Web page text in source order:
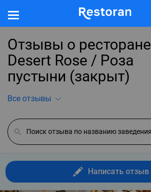
Отзывы о ресторане
Desert Rose / Роза
пустыни (закрыт)
Все отзывы
Написать отзыв